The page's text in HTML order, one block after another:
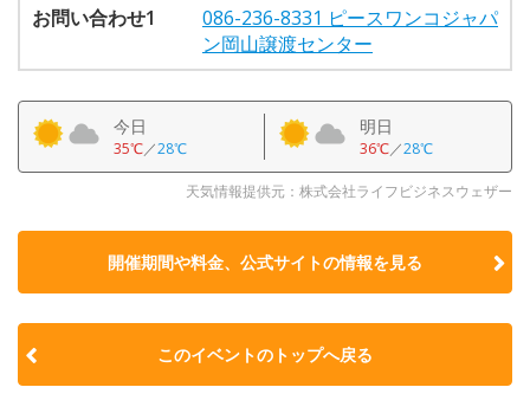
お問い合わせ1
086-236-8331 ピースワンコジャパ
ン岡山譲渡センター
今日
35℃／28℃
明日
36℃／28℃
天気情報提供元：株式会社ライフビジネスウェザー
開催期間や料金、公式サイトの情報を見る
このイベントのトップへ戻る